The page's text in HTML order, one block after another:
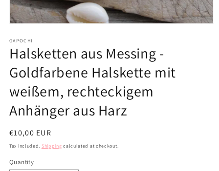
1
in
modal
GAPOCHI
Halsketten aus Messing -
Goldfarbene Halskette mit
weißem, rechteckigem
Anhänger aus Harz
Regular
price
€10,00 EUR
Tax included. Shipping calculated at checkout.
Quantity